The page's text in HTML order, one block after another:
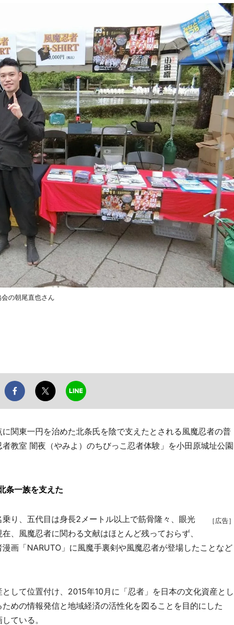
の朝尾直也さん
関東一円を治めた北条氏を陰で支えたとされる風魔忍者の普
教室 闇夜（やみよ）のちびっこ忍者体験」を小田原城址公園
条一族を支えた
［広告］
り、五代目は身長2メートル以上で筋骨隆々、眼光
、風魔忍者に関わる文献はほとんど残っておらず、
画「NARUTO」に風魔手裏剣や風魔忍者が登場したことなど
して位置付け、2015年10月に「忍者」を日本の文化資産とし
めの情報発信と地域経済の活性化を図ることを目的にした
ている。